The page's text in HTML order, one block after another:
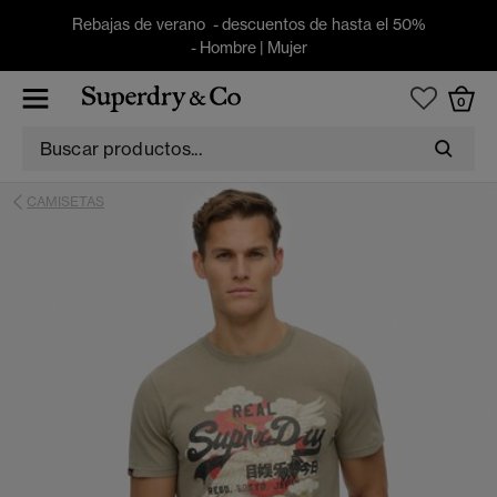
Rebajas de verano - descuentos de hasta el 50%
- Hombre| Mujer
0
CAMISETAS